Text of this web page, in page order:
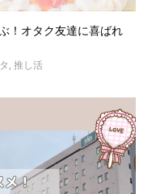
！オタク友達に喜ばれ
, 推し活